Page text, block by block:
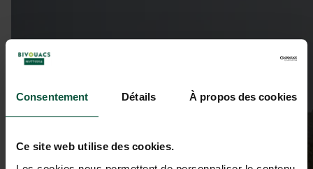
Consentement Détails À propos des cookies
Ce site web utilise des cookies.